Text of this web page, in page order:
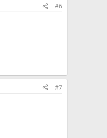
#6
#7